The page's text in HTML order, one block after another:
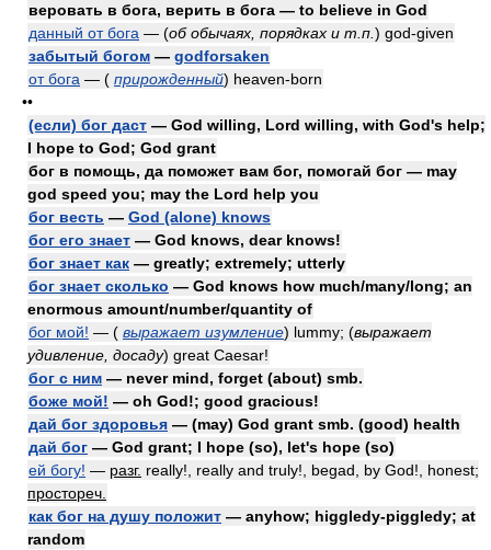
веровать в бога, верить в бога — to believe in God
данный от бога — (об обычаях, порядках и т.п. ) god-given
забытый богом — godforsaken
от бога — ( прирожденный) heaven-born
••
(если) бог даст — God willing, Lord willing, with God's help;
I hope to God; God grant
бог в помощь, да поможет вам бог, помогай бог — may
god speed you; may the Lord help you
бог весть — God (alone) knows
бог его знает — God knows, dear knows!
бог знает как — greatly; extremely; utterly
бог знает сколько — God knows how much/many/long; an
enormous amount/number/quantity of
бог мой! — ( выражает изумление) lummy; (выражает
удивление, досаду) great Caesar!
бог с ним — never mind, forget (about) smb.
боже мой! — oh God!; good gracious!
дай бог здоровья — (may) God grant smb. (good) health
дай бог — God grant; I hope (so), let's hope (so)
ей богу! — разг. really!, really and truly!, begad, by God!, honest;
простореч.
как бог на душу положит — anyhow; higgledy-piggledy; at
random